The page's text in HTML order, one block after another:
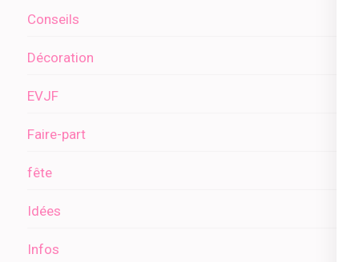
Conseils
Décoration
EVJF
Faire-part
fête
Idées
Infos